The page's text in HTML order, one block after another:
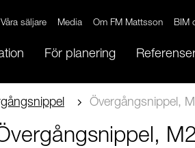
Våra säljare Media Om FM Mattsson BIM
För planering
Övergångsnippel,